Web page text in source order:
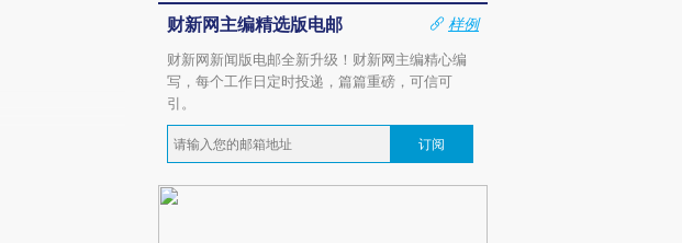
财新网主编精选版电邮
样例
财新网新闻版电邮全新升级！财新网主编精心编
写，每个工作日定时投递，篇篇重磅，可信可
引。
订阅